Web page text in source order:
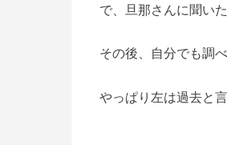
で、旦那さんに聞い
その後、自分でも調べ
やっぱり左は過去と